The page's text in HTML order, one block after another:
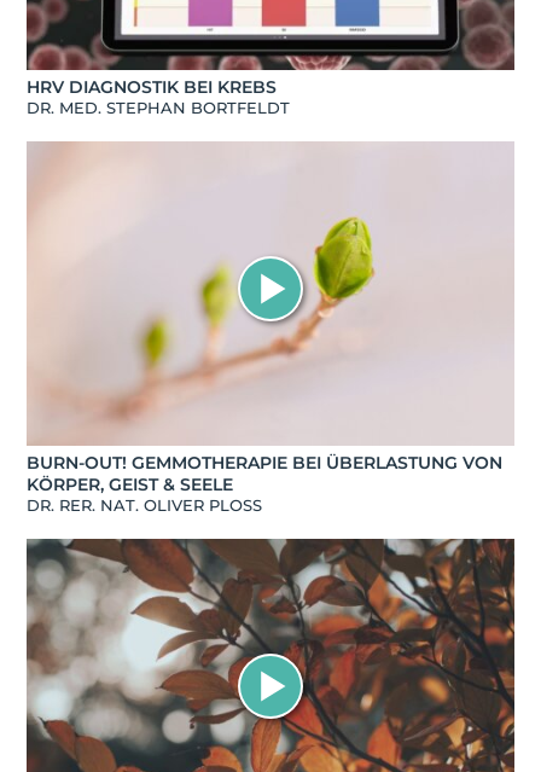
HRV DIAGNOSTIK BEI KREBS
DR. MED. STEPHAN BORTFELDT
BURN-OUT! GEMMOTHERAPIE BEI ÜBERLASTUNG VON
KÖRPER, GEIST & SEELE
DR. RER. NAT. OLIVER PLOSS